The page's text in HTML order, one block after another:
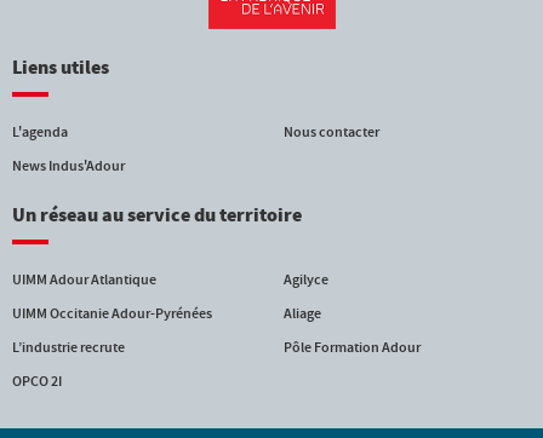
Liens utiles
L'agenda
News Indus'Adour
Nous contacter
Un réseau au service du territoire
UIMM Adour Atlantique
UIMM Occitanie Adour-Pyrénées
L’industrie recrute
OPCO 2I
Agilyce
Aliage
Pôle Formation Adour